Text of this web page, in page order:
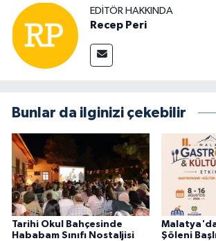
EDITÖR HAKKINDA
Recep Peri
Bunlar da ilginizi çekebilir
Tarihi Okul Bahçesinde
Hababam Sınıfı Nostaljisi
Şöleni